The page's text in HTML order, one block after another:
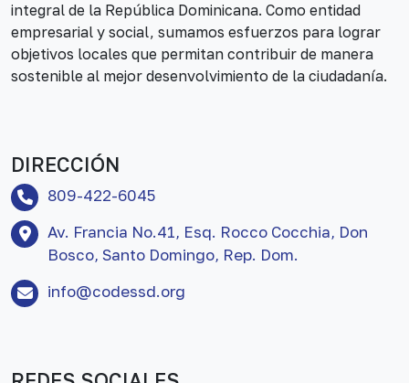
integral de la República Dominicana. Como entidad
empresarial y social, sumamos esfuerzos para lograr
objetivos locales que permitan contribuir de manera
sostenible al mejor desenvolvimiento de la ciudadanía.
DIRECCIÓN
809-422-6045
Av. Francia No.41, Esq. Rocco Cocchia, Don
Bosco, Santo Domingo, Rep. Dom.
info@codessd.org